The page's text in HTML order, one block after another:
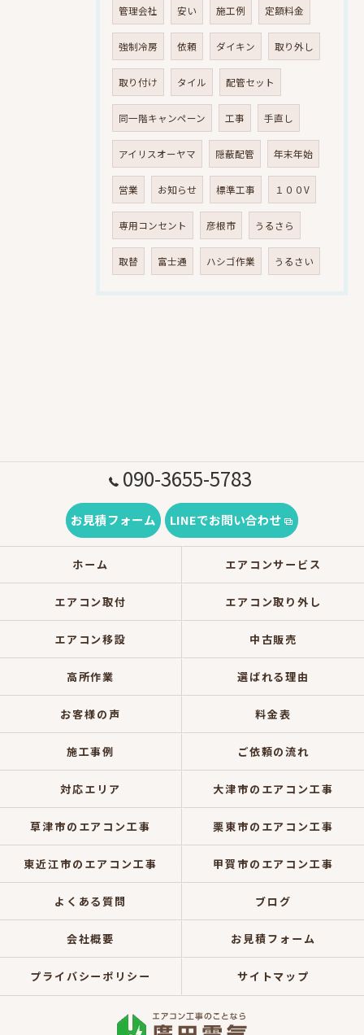
管理会社 安い 施工例 定額料金
強制冷房 依頼 ダイキン 取り外し
取り付け タイル 配管セット
同一階キャンペーン 工事 手直し
アイリスオーヤマ 隠蔽配管 年末年始
営業 お知らせ 標準工事 １００V
専用コンセント 彦根市 うるさら
取替 富士通 ハシゴ作業 うるさい
090-3655-5783
お見積フォーム LINEでお問い合わせ
ホーム エアコンサービス
エアコン取付 エアコン取り外し
エアコン移設 中古販売
高所作業 選ばれる理由
お客様の声 料金表
施工事例 ご依頼の流れ
対応エリア 大津市のエアコン工事
草津市のエアコン工事 栗東市のエアコン工事
東近江市のエアコン工事 甲賀市のエアコン工事
よくある質問 ブログ
会社概要 お見積フォーム
プライバシーポリシー サイトマップ